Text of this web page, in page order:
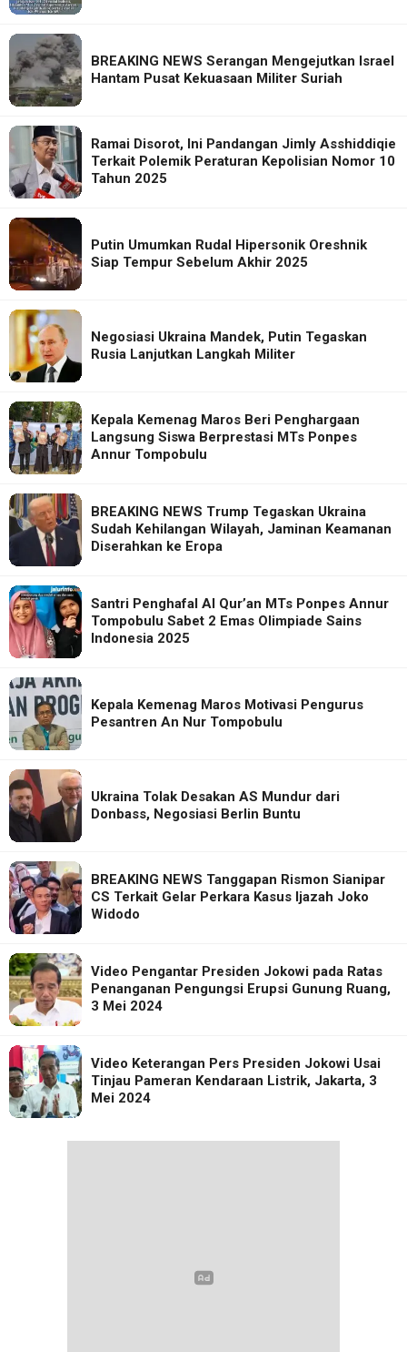
BREAKING NEWS Serangan Mengejutkan Israel
Hantam Pusat Kekuasaan Militer Suriah
Ramai Disorot, Ini Pandangan Jimly Asshiddiqie
Terkait Polemik Peraturan Kepolisian Nomor 10
Tahun 2025
Putin Umumkan Rudal Hipersonik Oreshnik
Siap Tempur Sebelum Akhir 2025
Negosiasi Ukraina Mandek, Putin Tegaskan
Rusia Lanjutkan Langkah Militer
Kepala Kemenag Maros Beri Penghargaan
Langsung Siswa Berprestasi MTs Ponpes
Annur Tompobulu
BREAKING NEWS Trump Tegaskan Ukraina
Sudah Kehilangan Wilayah, Jaminan Keamanan
Diserahkan ke Eropa
Santri Penghafal Al Qur’an MTs Ponpes Annur
Tompobulu Sabet 2 Emas Olimpiade Sains
Indonesia 2025
Kepala Kemenag Maros Motivasi Pengurus
Pesantren An Nur Tompobulu
Ukraina Tolak Desakan AS Mundur dari
Donbass, Negosiasi Berlin Buntu
BREAKING NEWS Tanggapan Rismon Sianipar
CS Terkait Gelar Perkara Kasus Ijazah Joko
Widodo
Video Pengantar Presiden Jokowi pada Ratas
Penanganan Pengungsi Erupsi Gunung Ruang,
3 Mei 2024
Video Keterangan Pers Presiden Jokowi Usai
Tinjau Pameran Kendaraan Listrik, Jakarta, 3
Mei 2024